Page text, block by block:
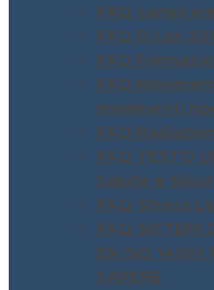
FAQ campi
FAQ D.Lgs
FAQ
FAQ
movimenti
FAQ
FAQ TESTO
Salute e
FAQ Stress
FAQ SISTEMI
EN ISO 14001
SAPERE